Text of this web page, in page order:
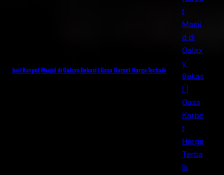
Jual Karpet Masjid di Galaxy Bekasi | Gaza Karpet Harga Terbaik